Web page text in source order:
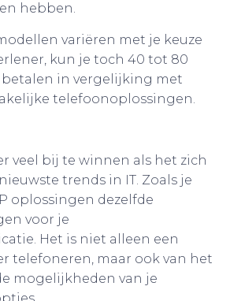
hebben.
variëren met je keuze
kun je toch 40 tot 80
in vergelijking met
telefoonoplossingen.
veel bij te winnen als het zich
trends in IT. Zoals je
oplossingen dezelfde
voor je
Het is niet alleen een
telefoneren, maar ook van het
mogelijkheden van je